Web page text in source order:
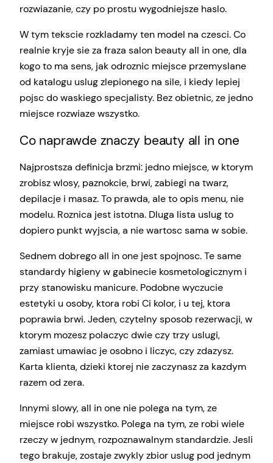
rozwiazanie, czy po prostu wygodniejsze haslo.
W tym tekscie rozkladamy ten model na czesci. Co
realnie kryje sie za fraza salon beauty all in one, dla
kogo to ma sens, jak odroznic miejsce przemyslane
od katalogu uslug zlepionego na sile, i kiedy lepiej
pojsc do waskiego specjalisty. Bez obietnic, ze jedno
miejsce rozwiaze wszystko.
Co naprawde znaczy beauty all in one
Najprostsza definicja brzmi: jedno miejsce, w ktorym
zrobisz wlosy, paznokcie, brwi, zabiegi na twarz,
depilacje i masaz. To prawda, ale to opis menu, nie
modelu. Roznica jest istotna. Dluga lista uslug to
dopiero punkt wyjscia, a nie wartosc sama w sobie.
Sednem dobrego all in one jest spojnosc. Te same
standardy higieny w gabinecie kosmetologicznym i
przy stanowisku manicure. Podobne wyczucie
estetyki u osoby, ktora robi Ci kolor, i u tej, ktora
poprawia brwi. Jeden, czytelny sposob rezerwacji, w
ktorym mozesz polaczyc dwie czy trzy uslugi,
zamiast umawiac je osobno i liczyc, czy zdazysz.
Karta klienta, dzieki ktorej nie zaczynasz za kazdym
razem od zera.
Innymi slowy, all in one nie polega na tym, ze
miejsce robi wszystko. Polega na tym, ze robi wiele
rzeczy w jednym, rozpoznawalnym standardzie. Jesli
tego brakuje, zostaje zwykly zbior uslug pod jednym